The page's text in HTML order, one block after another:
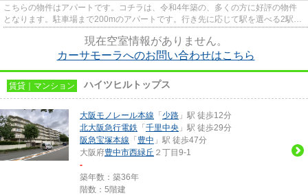
こちらの物件はアパートです。コチラは、令和4年築の、多くの方に好評の物件
となります。駐車場まで200mのアパートです。行き先に応じて駅を選べる2駅利
現在空室情報がありません。
カーサモーラへのお問い合わせはこちら
賃貸｜マンション ハイツヒルトップス
大阪モノレール本線 「 少路 」駅 徒歩12分
北大阪急行電鉄 「 千里中央 」駅 徒歩29分
阪急宝塚本線 「 豊中 」駅 徒歩47分
大阪府豊中市西緑丘 ２丁目9-1
-
築年数：築36年
階数：5階建